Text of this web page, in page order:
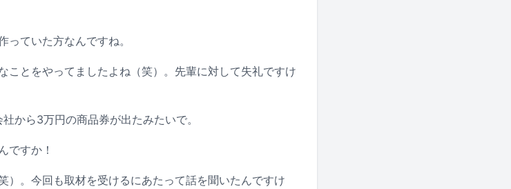
ていた方なんですね。
とをやってましたよね（笑）。先輩に対して失礼ですけ
から3万円の商品券が出たみたいで。
ですか！
。今回も取材を受けるにあたって話を聞いたんですけ